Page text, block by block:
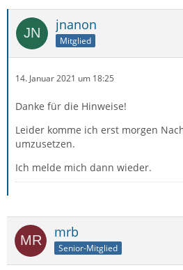
jnanon
Mitglied
14. Januar 2021 um 18:25
Danke für die Hinweise!
Leider komme ich erst morgen
umzusetzen.
Ich melde mich dann wieder.
mrb
Senior-Mitglied